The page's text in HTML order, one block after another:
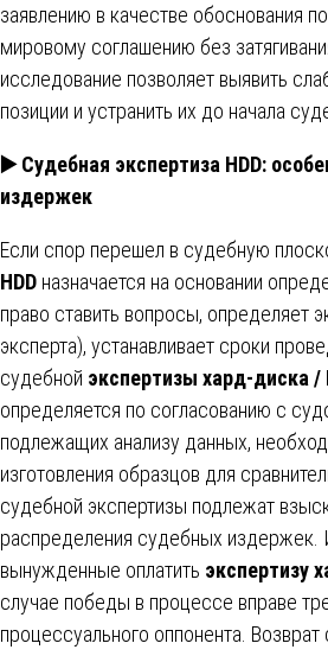
заявлению в качестве обоснования
мировому соглашению без
исследование позволяет выявить
позиции и устранить их до начала
▶️Судебная экспертиза HDD:
издержек
Если спор перешел в судебную
HDD назначается на основании
право ставить вопросы, определяет
эксперта), устанавливает сроки
судебной экспертизы хард-диска /
определяется по согласованию с
подлежащих анализу данных,
изготовления образцов для
судебной экспертизы подлежат
распределения судебных издержек.
вынужденные оплатить экспертизу
случае победы в процессе вправе
процессуального оппонента.